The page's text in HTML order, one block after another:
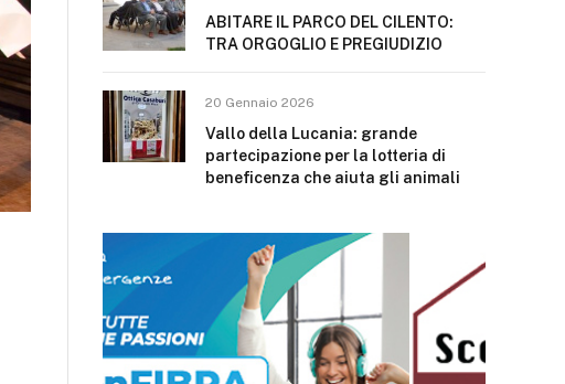
ABITARE IL PARCO DEL CILENTO:
TRA ORGOGLIO E PREGIUDIZIO
20 Gennaio 2026
Vallo della Lucania: grande
partecipazione per la lotteria di
beneficenza che aiuta gli animali